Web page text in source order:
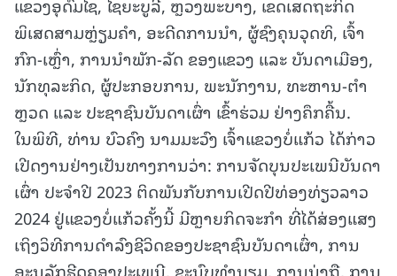
ພິເສດສາມຫຼ່ຽມຄໍາ, ອະດີດການນໍາ, ຜູ້ຊົງຄຸນວຸດທິ, ເຈົ້າ
ກົກ-ເຫຼົ່າ, ການນໍາພັກ-ລັດ ຂອງແຂວງ ແລະ ບັນດາເມືອງ,
ນັກທຸລະກິດ, ຜູ້ປະກອບການ, ພະນັກງານ, ທະຫານ-ຕໍາ
ຫຼວດ ແລະ ປະຊາຊົນບັນດາເຜົ່າ ເຂົ້າຮ່ວມ ຢ່າງຄຶກຄື້ນ.
ໃນພິທີ, ທ່ານ ບົວຄົງ ນາມມະວົງ ເຈົ້າແຂວງບໍ່ແກ້ວ ໄດ້ກ່າວ
ເປີດງານຢ່າງເປັນທາງການວ່າ: ການຈັດບຸນປະເພນີບັນດາ
ເຜົ່າ ປະຈໍາປີ 2023 ຕິດພັນກັບການເປີດປີທ່ອງທ່ຽວລາວ
2024 ຢູ່ແຂວງບໍ່ແກ້ວຄັ້ງນີ້ ມີຫຼາຍກິດຈະກໍາ ທີ່ໄດ້ສ່ອງແສງ
ເຖິງວິທີການດໍາລົງຊີວິດຂອງປະຊາຊົນບັນດາເຜົ່າ, ການ
ອະນຸລັກຮີດຄອງປະເພນີ, ຂະນົບທໍານຽມ, ການນຸ່ງຖື, ການ